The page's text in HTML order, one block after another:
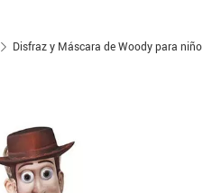
Disfraz y Máscara de Woody para niño